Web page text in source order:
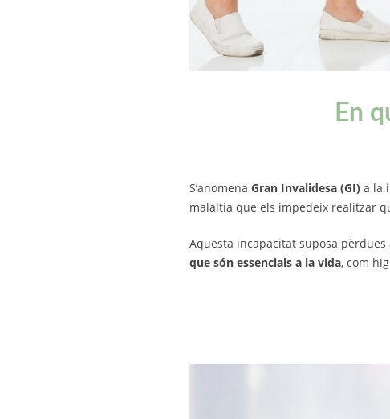
En
S’anomena Gran Invalidesa (GI) a la
malaltia que els impedeix realitzar
Aquesta incapacitat suposa
que són essencials a la vida, com